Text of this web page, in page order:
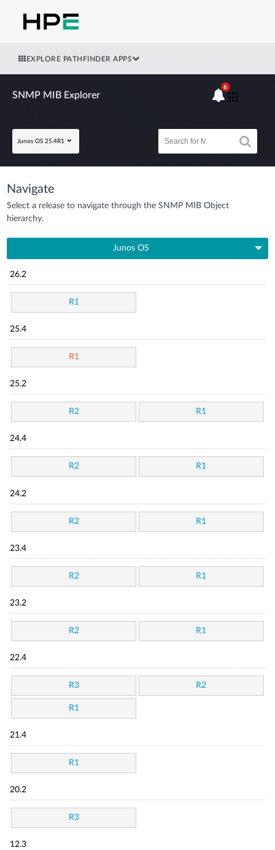
EXPLORE PATHFINDER APPS
SNMP MIB Explorer
Junos OS 25.4R1
6
Navigate
Select a release to navigate through the SNMP MIB Object
hierarchy.
Junos OS
26.2
R1
25.4
R1
25.2
R2 R1
24.4
R2 R1
24.2
R2 R1
23.4
R2 R1
23.2
R2 R1
22.4
R3 R2
R1
21.4
R1
20.2
R3
12.3